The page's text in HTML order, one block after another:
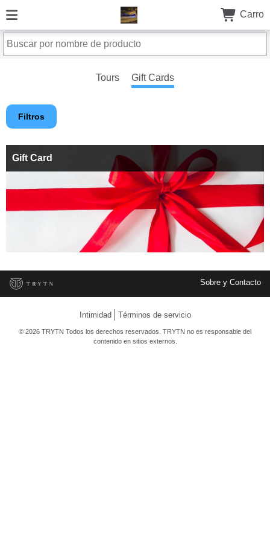
Carro
Tours Gift Cards
Filtros
Gift Card
Sobre y Contacto
Intimidad Términos de servicio
© 2026 TRYTN Todos los derechos reservados. TRYTN no es responsable del
contenido en sitios externos.